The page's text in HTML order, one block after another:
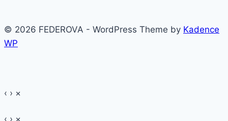
© 2026 FEDEROVA - WordPress Theme by Kadence
WP
‹ › ×
‹ › ×